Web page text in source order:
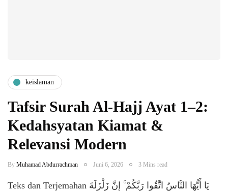
keislaman
​Tafsir Surah Al-Hajj Ayat 1–2:
Kedahsyatan Kiamat &
Relevansi Modern
By Muhamad Abdurrachman Juni 6, 2026 3 Mins read
Teks dan Terjemahan ​يَا أَيُّهَا النَّاسُ اتَّقُوا رَبَّكُمْ ۚ إِنَّ زَلْزَلَةَ